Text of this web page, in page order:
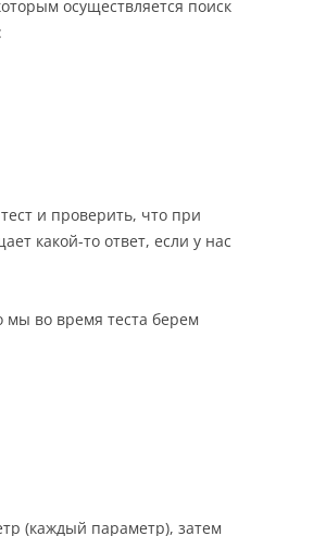
осуществляется поиск
и проверить, что при
какой-то ответ, если у нас
мы во время теста берем
(каждый параметр), затем